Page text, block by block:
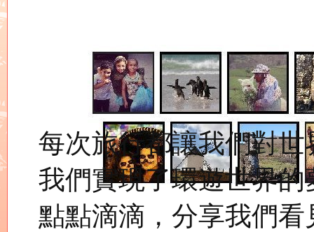
每次旅行都讓我們對
我們實現了環遊世界
點點滴滴，分享我們